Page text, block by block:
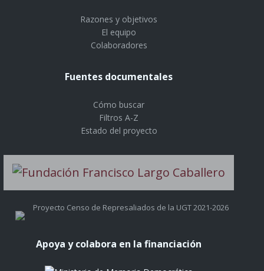
Razones y objetivos
El equipo
Colaboradores
Fuentes documentales
Cómo buscar
Filtros A-Z
Estado del proyecto
Proyecto Censo de Represaliados de la UGT 2021-2026
Apoya y colabora en la financiación